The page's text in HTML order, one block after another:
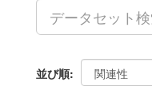
並び順